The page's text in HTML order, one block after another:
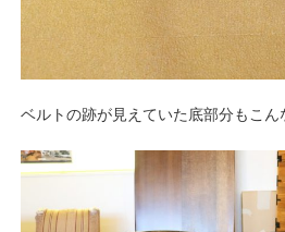
ベルトの跡が見えていた底部分もこん